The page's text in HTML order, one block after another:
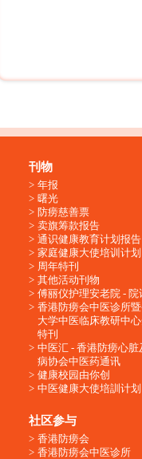
刊物
年报
曙光
防痨慈善票
卖旗筹款报告
通识健康教育计划报告
家庭健康大使培训计划
周年特刊
其他活动刊物
傅丽仪护理安老院 - 院
香港防痨会中医诊所
大学中医临床教研中
特刊
中医汇 - 香港防痨心脏
病协会中医药通讯
健康校园由你创
中医健康大使培訓计划
社区参与
香港防痨会
香港防痨会中医诊所